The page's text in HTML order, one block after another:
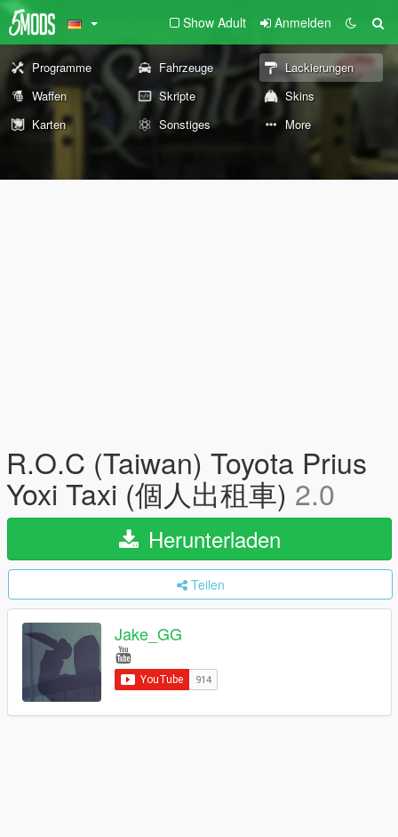
Show Adult Anmelden
Programme Fahrzeuge
Lackierungen
Waffen
Skripte
Skins
Karten
Sonstiges More
R.O.C (Taiwan) Toyota Prius
Yoxi Taxi (個人出租車) 2.0
Herunterladen
Teilen
Jake_GG